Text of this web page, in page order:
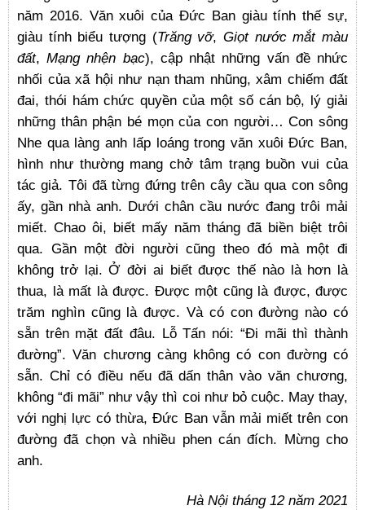
năm 2016. Văn xuôi của Đức Ban giàu tính thế sự,
giàu tính biểu tượng (Trăng vỡ,Giọt nước mắt màu
đất,Mạng nhện bạc), cập nhật những vấn đề nhức
nhối của xã hội như nạn tham nhũng, xâm chiếm đất
đai, thói hám chức quyền của một số cán bộ, lý giải
những thân phận bé mọn của con người… Con sông
Nhe qua làng anh lấp loáng trong văn xuôi Đức Ban,
hình như thường mang chở tâm trạng buồn vui của
tác giả. Tôi đã từng đứng trên cây cầu qua con sông
ấy, gần nhà anh. Dưới chân cầu nước đang trôi mải
miết. Chao ôi, biết mấy năm tháng đã biền biệt trôi
qua. Gần một đời người cũng theo đó mà một đi
không trở lại. Ở đời ai biết được thế nào là hơn là
thua, là mất là được. Được một cũng là được, được
trăm nghìn cũng là được. Và có con đường nào có
sẵn trên mặt đất đâu. Lỗ Tấn nói: “Đi mãi thì thành
đường”. Văn chương càng không có con đường có
sẵn. Chỉ có điều nếu đã dấn thân vào văn chương,
không “đi mãi” như vậy thì coi như bỏ cuộc. May thay,
với nghị lực có thừa, Đức Ban vẫn mải miết trên con
đường đã chọn và nhiều phen cán đích. Mừng cho
anh.
Hà Nội tháng 12 năm 2021